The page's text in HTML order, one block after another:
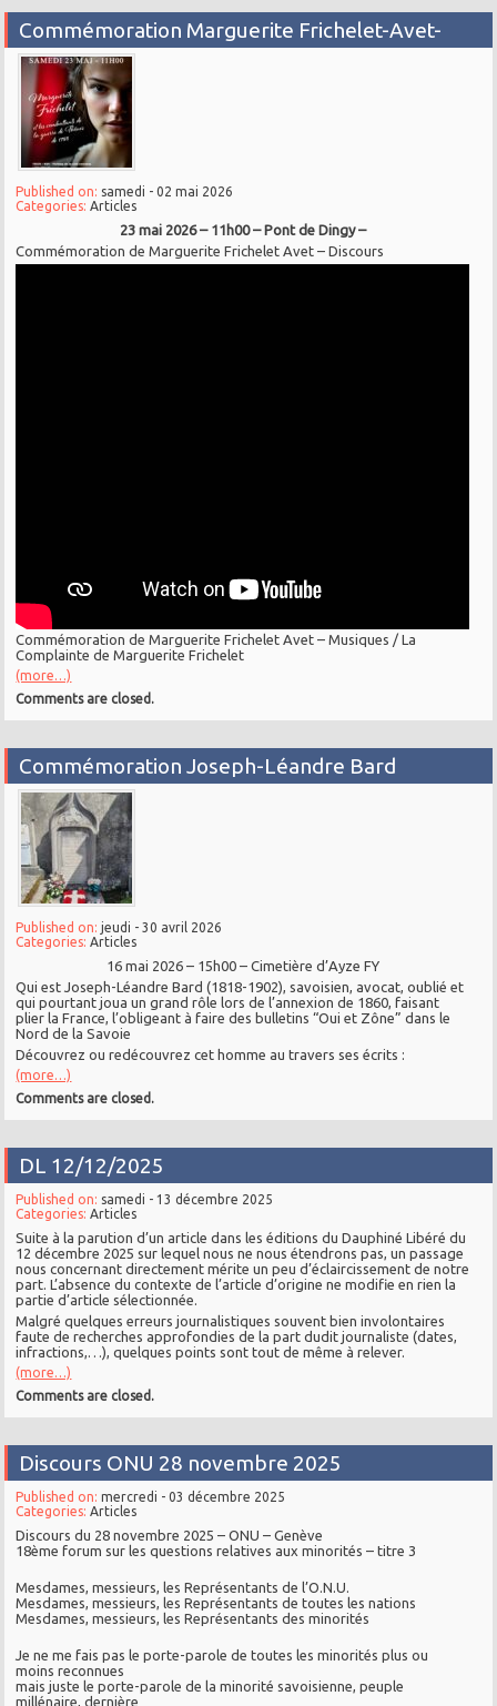
Commémoration Marguerite Frichelet-Avet-
Published on: samedi - 02 mai 2026
Categories:Articles
23 mai 2026 – 11h00 – Pont de Dingy –
Commémoration de Marguerite Frichelet Avet – Discours
Commémoration de Marguerite Frichelet Avet – Musiques / La
Complainte de Marguerite Frichelet
(more…)
Comments are closed.
Commémoration Joseph-Léandre Bard
Published on:jeudi - 30 avril 2026
Categories:Articles
16 mai 2026 – 15h00 – Cimetière d’Ayze FY
Qui est Joseph-Léandre Bard (1818-1902), savoisien, avocat, oublié et
qui pourtant joua un grand rôle lors de l’annexion de 1860, faisant
plier la France, l’obligeant à faire des bulletins “Oui et Zône” dans le
Nord de la Savoie
Découvrez ou redécouvrez cet homme au travers ses écrits :
(more…)
Comments are closed.
DL 12/12/2025
Published on: samedi - 13 décembre 2025
Categories:Articles
Suite à la parution d’un article dans les éditions du Dauphiné Libéré du
12 décembre 2025 sur lequel nous ne nous étendrons pas, un passage
nous concernant directement mérite un peu d’éclaircissement de notre
part. L’absence du contexte de l’article d’origine ne modifie en rien la
partie d’article sélectionnée.
Malgré quelques erreurs journalistiques souvent bien involontaires
faute de recherches approfondies de la part dudit journaliste (dates,
infractions,…), quelques points sont tout de même à relever.
(more…)
Comments are closed.
Discours ONU 28 novembre 2025
Published on:mercredi - 03 décembre 2025
Categories:Articles
Discours du 28 novembre 2025 – ONU – Genève
18ème forum sur les questions relatives aux minorités – titre 3
Mesdames, messieurs, les Représentants de l’O.N.U.
Mesdames, messieurs, les Représentants de toutes les nations
Mesdames, messieurs, les Représentants des minorités
Je ne me fais pas le porte-parole de toutes les minorités plus ou
moins reconnues
mais juste le porte-parole de la minorité savoisienne, peuple
millénaire, dernière